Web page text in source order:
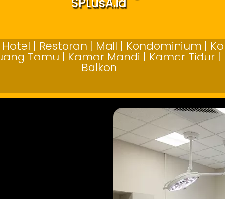
| Restoran | Mall | Kondominium |
Tamu | Kamar Mandi | Kamar Tidur |
Balkon